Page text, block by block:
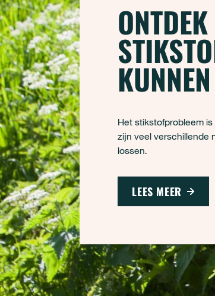
Het stikstofprobleem
zijn veel verschillende
lossen.
LEES MEER